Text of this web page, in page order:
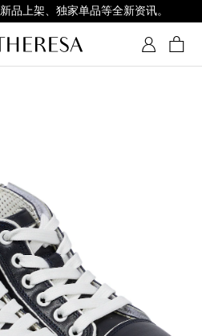
品上架、独家单品等全新资讯。